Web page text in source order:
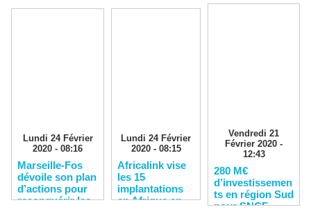
Lundi 24 Février
2020 - 08:16
Marseille-Fos
dévoile son plan
d’actions pour
reconquérir les
Lundi 24 Février
2020 - 08:15
Africalink vise
les 15
implantations
en Afrique en
Vendredi 21
Février 2020 -
12:43
280 M€
d’investissemen
ts en région Sud
pour SNCF